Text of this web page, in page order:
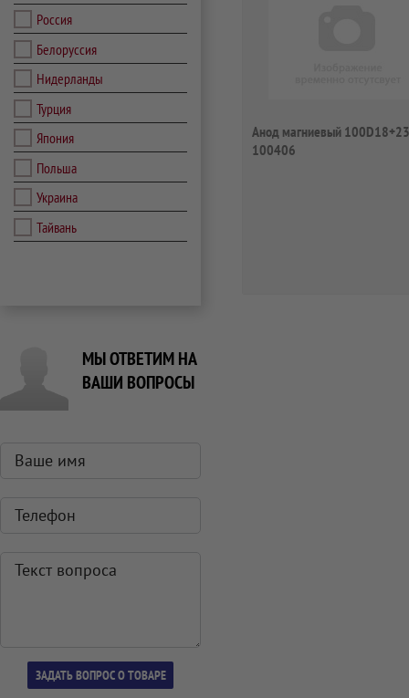
Россия
Белоруссия
Нидерланды
Турция
Япония
Польша
Украина
Тайвань
МЫ ОТВЕТИМ НА
ВАШИ ВОПРОСЫ
Анод магниевый
100406